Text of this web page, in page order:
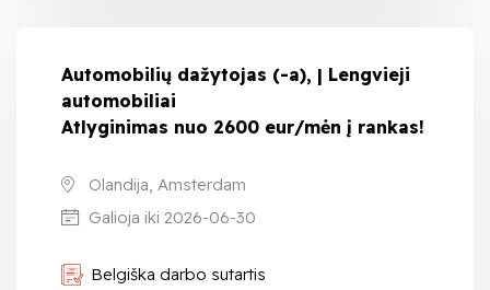
Automobilių dažytojas (-a), | Lengvieji
automobiliai
Atlyginimas nuo 2600 eur/mėn į rankas!
Olandija, Amsterdam
Galioja iki 2026-06-30
Belgiška darbo sutartis